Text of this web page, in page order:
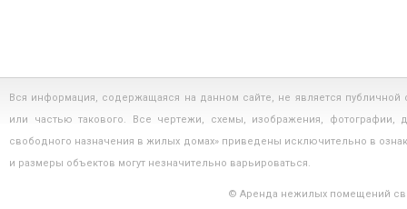
Вся информация, содержащаяся на данном сайте, не является
или частью такового. Все чертежи, схемы, изображения,
свободного назначения в жилых домах» приведены исключительно в
и размеры объектов могут незначительно варьироваться.
© Аренда нежилых помещений